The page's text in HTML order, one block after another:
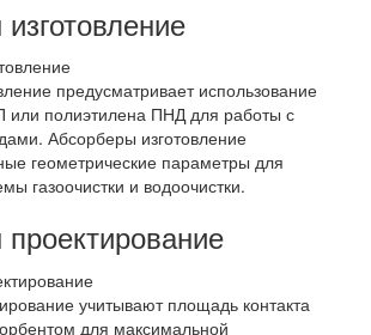
предусматривает использование
или полиэтилена ПНД для работы с
Абсорберы изготовление
геометрические параметры для
газоочистки и водоочистки.
учитывают площадь контакта
для максимальной